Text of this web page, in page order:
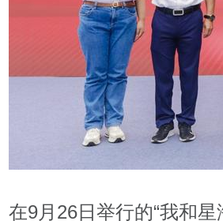
在9月26日举行的“我和